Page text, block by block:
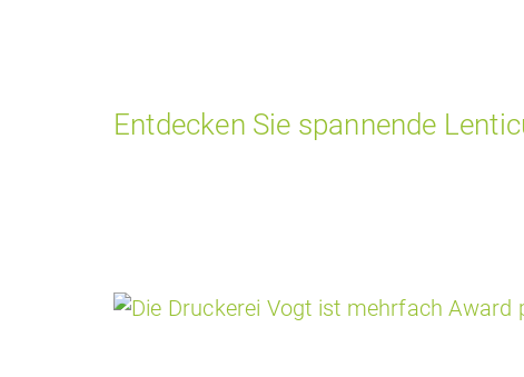
Entdecken Sie spannende